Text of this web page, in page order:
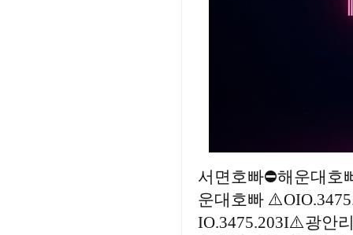
서면호빠⛔해운대
운대호빠
IO.3475.203I⚠️광안